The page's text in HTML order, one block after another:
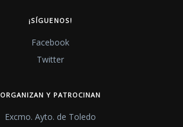
¡SÍGUENOS!
Facebook
Twitter
ORGANIZAN Y PATROCINAN
Excmo. Ayto. de Toledo